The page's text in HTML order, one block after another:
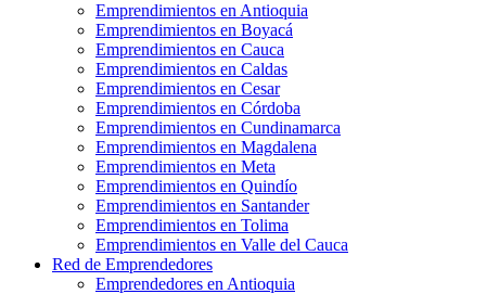
Emprendimientos en Antioquia
Emprendimientos en Boyacá
Emprendimientos en Cauca
Emprendimientos en Caldas
Emprendimientos en Cesar
Emprendimientos en Córdoba
Emprendimientos en Cundinamarca
Emprendimientos en Magdalena
Emprendimientos en Meta
Emprendimientos en Quindío
Emprendimientos en Santander
Emprendimientos en Tolima
Emprendimientos en Valle del Cauca
Red de Emprendedores
Emprendedores en Antioquia